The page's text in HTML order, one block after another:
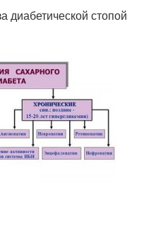
диабетической стопой